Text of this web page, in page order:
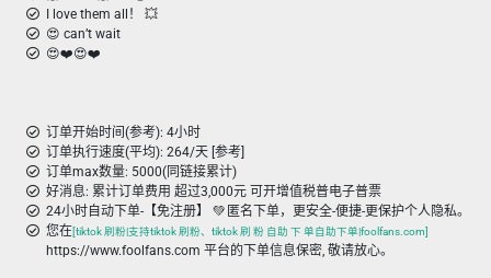
I love them all！ 💥
😍 can’t wait
😍❤️😍❤️
订单开始时间(参考): 4小时
订单执行速度(平均): 264/天 [参考]
订单max数量: 5000(同链接累计)
好消息: 累计订单费用 超过3,000元 可开增值税普电子普票
24小时自动下单-【免注册】 💚 匿名下单，更安全-便捷-更保护个人隐私。
您在[tiktok 刷粉|支持tiktok 刷粉、tiktok 刷 粉 自助 下 单自助下单|foolfans.com]
https://www.foolfans.com 平台的下单信息保密, 敬请放心。